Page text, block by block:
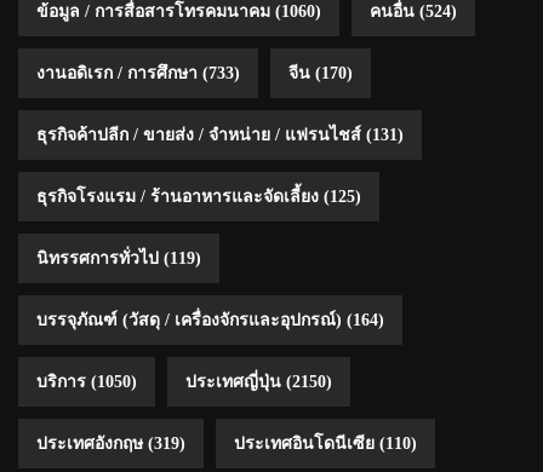
ข้อมูล / การสื่อสารโทรคมนาคม (1060) คนอื่น (524)
งานอดิเรก / การศึกษา (733) จีน (170)
ธุรกิจค้าปลีก / ขายส่ง / จำหน่าย / แฟรนไชส์ (131)
ธุรกิจโรงแรม / ร้านอาหารและจัดเลี้ยง (125)
นิทรรศการทั่วไป (119)
บรรจุภัณฑ์ (วัสดุ / เครื่องจักรและอุปกรณ์) (164)
บริการ (1050) ประเทศญี่ปุ่น (2150)
ประเทศอังกฤษ(319) ประเทศอินโดนีเซีย (110)